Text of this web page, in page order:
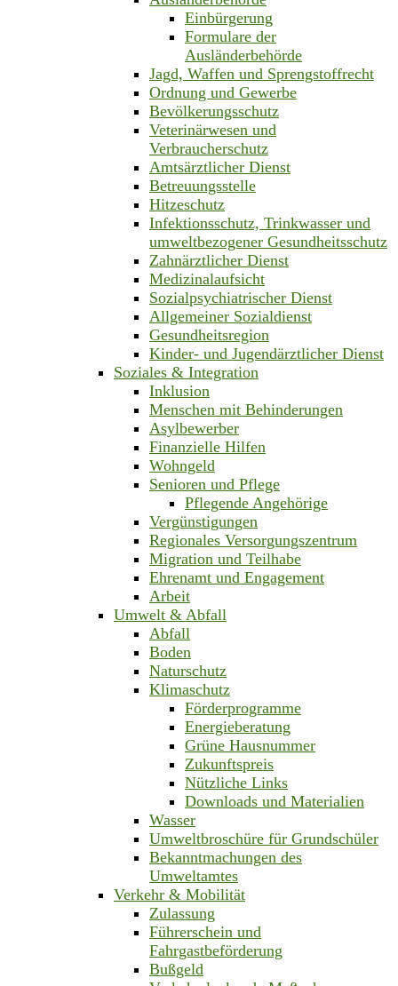
Einbürgerung
Formulare der
Ausländerbehörde
Jagd, Waffen und Sprengstoffrecht
Ordnung und Gewerbe
Bevölkerungsschutz
Veterinärwesen und
Verbraucherschutz
Amtsärztlicher Dienst
Betreuungsstelle
Hitzeschutz
Infektionsschutz, Trinkwasser und
umweltbezogener Gesundheitsschutz
Zahnärztlicher Dienst
Medizinalaufsicht
Sozialpsychiatrischer Dienst
Allgemeiner Sozialdienst
Gesundheitsregion
Kinder- und Jugendärztlicher Dienst
Soziales & Integration
Inklusion
Menschen mit Behinderungen
Asylbewerber
Finanzielle Hilfen
Wohngeld
Senioren und Pflege
Pflegende Angehörige
Vergünstigungen
Regionales Versorgungszentrum
Migration und Teilhabe
Ehrenamt und Engagement
Arbeit
Umwelt & Abfall
Abfall
Boden
Naturschutz
Klimaschutz
Förderprogramme
Energieberatung
Grüne Hausnummer
Zukunftspreis
Nützliche Links
Downloads und Materialien
Wasser
Umweltbroschüre für Grundschüler
Bekanntmachungen des
Umweltamtes
Verkehr & Mobilität
Zulassung
Führerschein und
Fahrgastbeförderung
Bußgeld